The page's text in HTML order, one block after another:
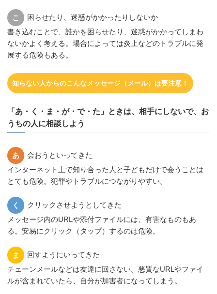
こ
困らせたり、迷惑がかかったりしないか
書き込むことで、誰かを困らせたり、迷惑がかかってしまわ
ないかよく考える。場合によっては炎上などのトラブルに発
展する危険もある。
知らない人からのこんなメッセージ（メール）は要注意！
「あ・く・ま・が・で・た」ときは、相手にしないで、お
うちの人に相談しよう
あ
会おうといってきた
インターネット上で知り合った人と子どもだけで会うことは
とても危険。犯罪やトラブルにつながりやすい。
く
クリックさせようとしてきた
メッセージ内のURLや添付ファイルには、有害なものもあ
る。安易にクリック（タップ）するのは危険。
ま
回すようにいってきた
チェーンメールなどは友達に回さない。悪質なURLやファイ
ルが含まれていたら、自分が加害者になってしまう。